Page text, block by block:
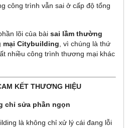
công trình vẫn sai ở cấp độ tổng
lõi của bài sai lầm thường
Citybuilding , vì chúng là thứ
nhiều công trình thương mại khác
KẾT THƯƠNG HIỆU
chỉ sửa phần ngọn
là không chỉ xử lý cái đang lỗi